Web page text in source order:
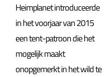
Heimplanet introduceerde
in het voorjaar van 2015
een tent-patroon die het
mogelijk maakt
onopgemerkt in het wild te